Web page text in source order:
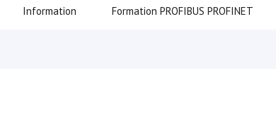
Information Formation PROFIBUS PROFINET